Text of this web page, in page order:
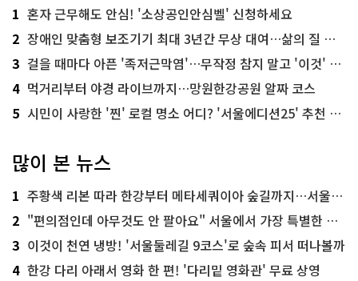
1 혼자 근무해도 안심! '소상공인안심벨' 신청하세요
2 장애인 맞춤형 보조기기 최대 3년간 무상 대여…삶의 질 높인다
3 걸을 때마다 아픈 '족저근막염'…무작정 참지 말고 '이것' 해보세요!
4 먹거리부터 야경 라이브까지…망원한강공원 알짜 코스
5 시민이 사랑한 '찐' 로컬 명소 어디? '서울에디션25' 추천 코스
많이 본 뉴스
1 주황색 리본 따라 한강부터 메타세쿼이아 숲길까지…서울둘레길 15코스
2 "편의점인데 아무것도 안 팔아요" 서울에서 가장 특별한 편의점의 정체
3 이것이 천연 냉방! '서울둘레길 9코스'로 숲속 피서 떠나볼까
4 한강 다리 아래서 영화 한 편! '다리밑 영화관' 무료 상영